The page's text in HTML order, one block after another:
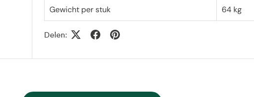
Gewicht per stuk 64 kg
Delen: